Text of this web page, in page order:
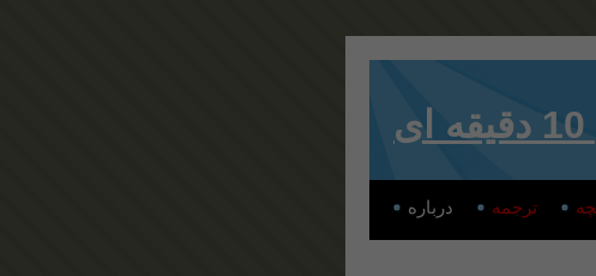
درباره ترجمه